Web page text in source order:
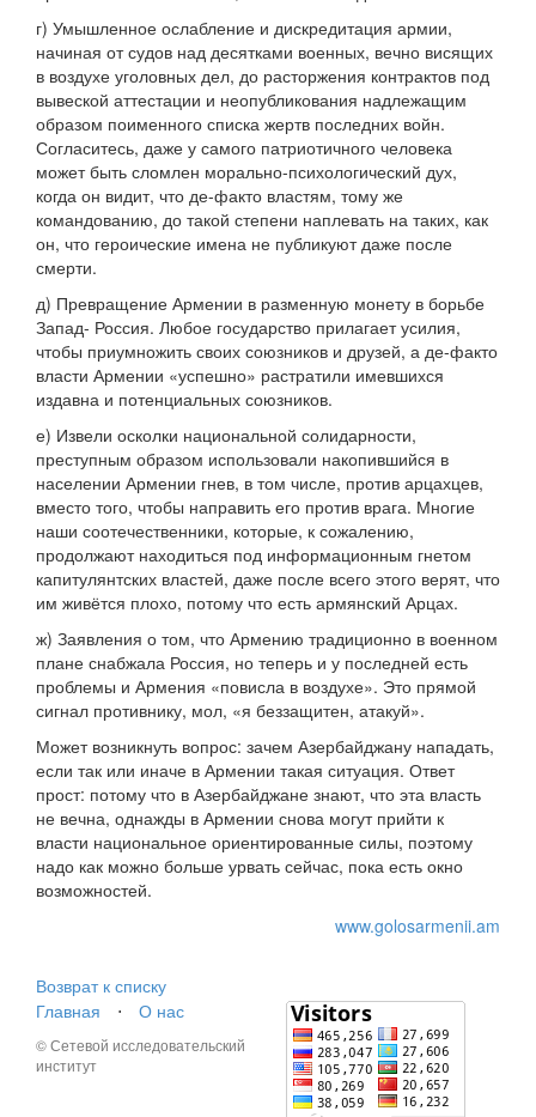
г) Умышленное ослабление и дискредитация армии,
начиная от судов над десятками военных, вечно висящих
в воздухе уголовных дел, до расторжения контрактов под
вывеской аттестации и неопубликования надлежащим
образом поименного списка жертв последних войн.
Согласитесь, даже у самого патриотичного человека
может быть сломлен морально-психологический дух,
когда он видит, что де-факто властям, тому же
командованию, до такой степени наплевать на таких, как
он, что героические имена не публикуют даже после
смерти.
д) Превращение Армении в разменную монету в борьбе
Запад- Россия. Любое государство прилагает усилия,
чтобы приумножить своих союзников и друзей, а де-факто
власти Армении «успешно» растратили имевшихся
издавна и потенциальных союзников.
е) Извели осколки национальной солидарности,
преступным образом использовали накопившийся в
населении Армении гнев, в том числе, против арцахцев,
вместо того, чтобы направить его против врага. Многие
наши соотечественники, которые, к сожалению,
продолжают находиться под информационным гнетом
капитулянтских властей, даже после всего этого верят, что
им живётся плохо, потому что есть армянский Арцах.
ж) Заявления о том, что Армению традиционно в военном
плане снабжала Россия, но теперь и у последней есть
проблемы и Армения «повисла в воздухе». Это прямой
сигнал противнику, мол, «я беззащитен, атакуй».
Может возникнуть вопрос: зачем Азербайджану нападать,
если так или иначе в Армении такая ситуация. Ответ
прост: потому что в Азербайджане знают, что эта власть
не вечна, однажды в Армении снова могут прийти к
власти национальное ориентированные силы, поэтому
надо как можно больше урвать сейчас, пока есть окно
возможностей.
www.golosarmenii.am
Возврат к списку
Главная
⋅ О нас
© Сетевой исследовательский
институт